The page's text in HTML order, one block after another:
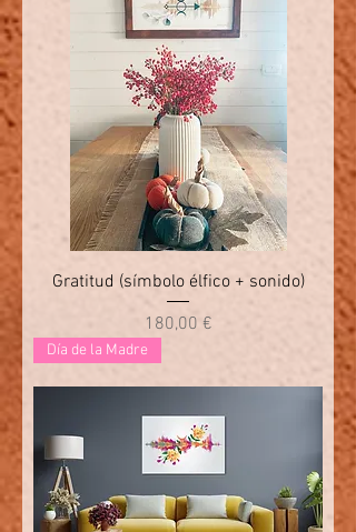
Gratitud (símbolo élfico + sonido)
Precio
180,00 €
Día de la Madre